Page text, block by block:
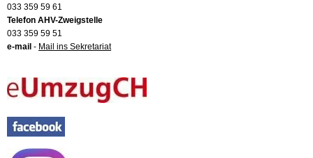
033 359 59 61
Telefon AHV-Zweigstelle
033 359 59 51
e-mail - Mail ins Sekretariat